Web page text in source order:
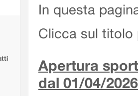
In questa
Clicca sul titolo
Apertura
dal 01/04/2026